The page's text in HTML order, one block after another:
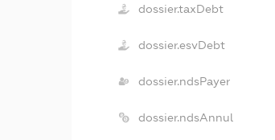
dossier.taxDebt
dossier.esvDebt
dossier.ndsPayer
dossier.ndsAnnul